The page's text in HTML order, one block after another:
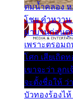
ตมน้ำคลอง ห
โชย คำหวาน
มาบานก่อนตู
เพราะตรอม
โศก เสียเถิด
เขาจะว่า ลูก
จะตั้งชื่อให้ ว่
บัวทองร้องไ